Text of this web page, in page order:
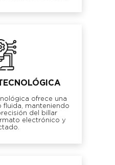
ofrece una
fluida, manteniendo
del billar
electrónico y